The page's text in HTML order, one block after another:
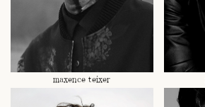
maxence teixer